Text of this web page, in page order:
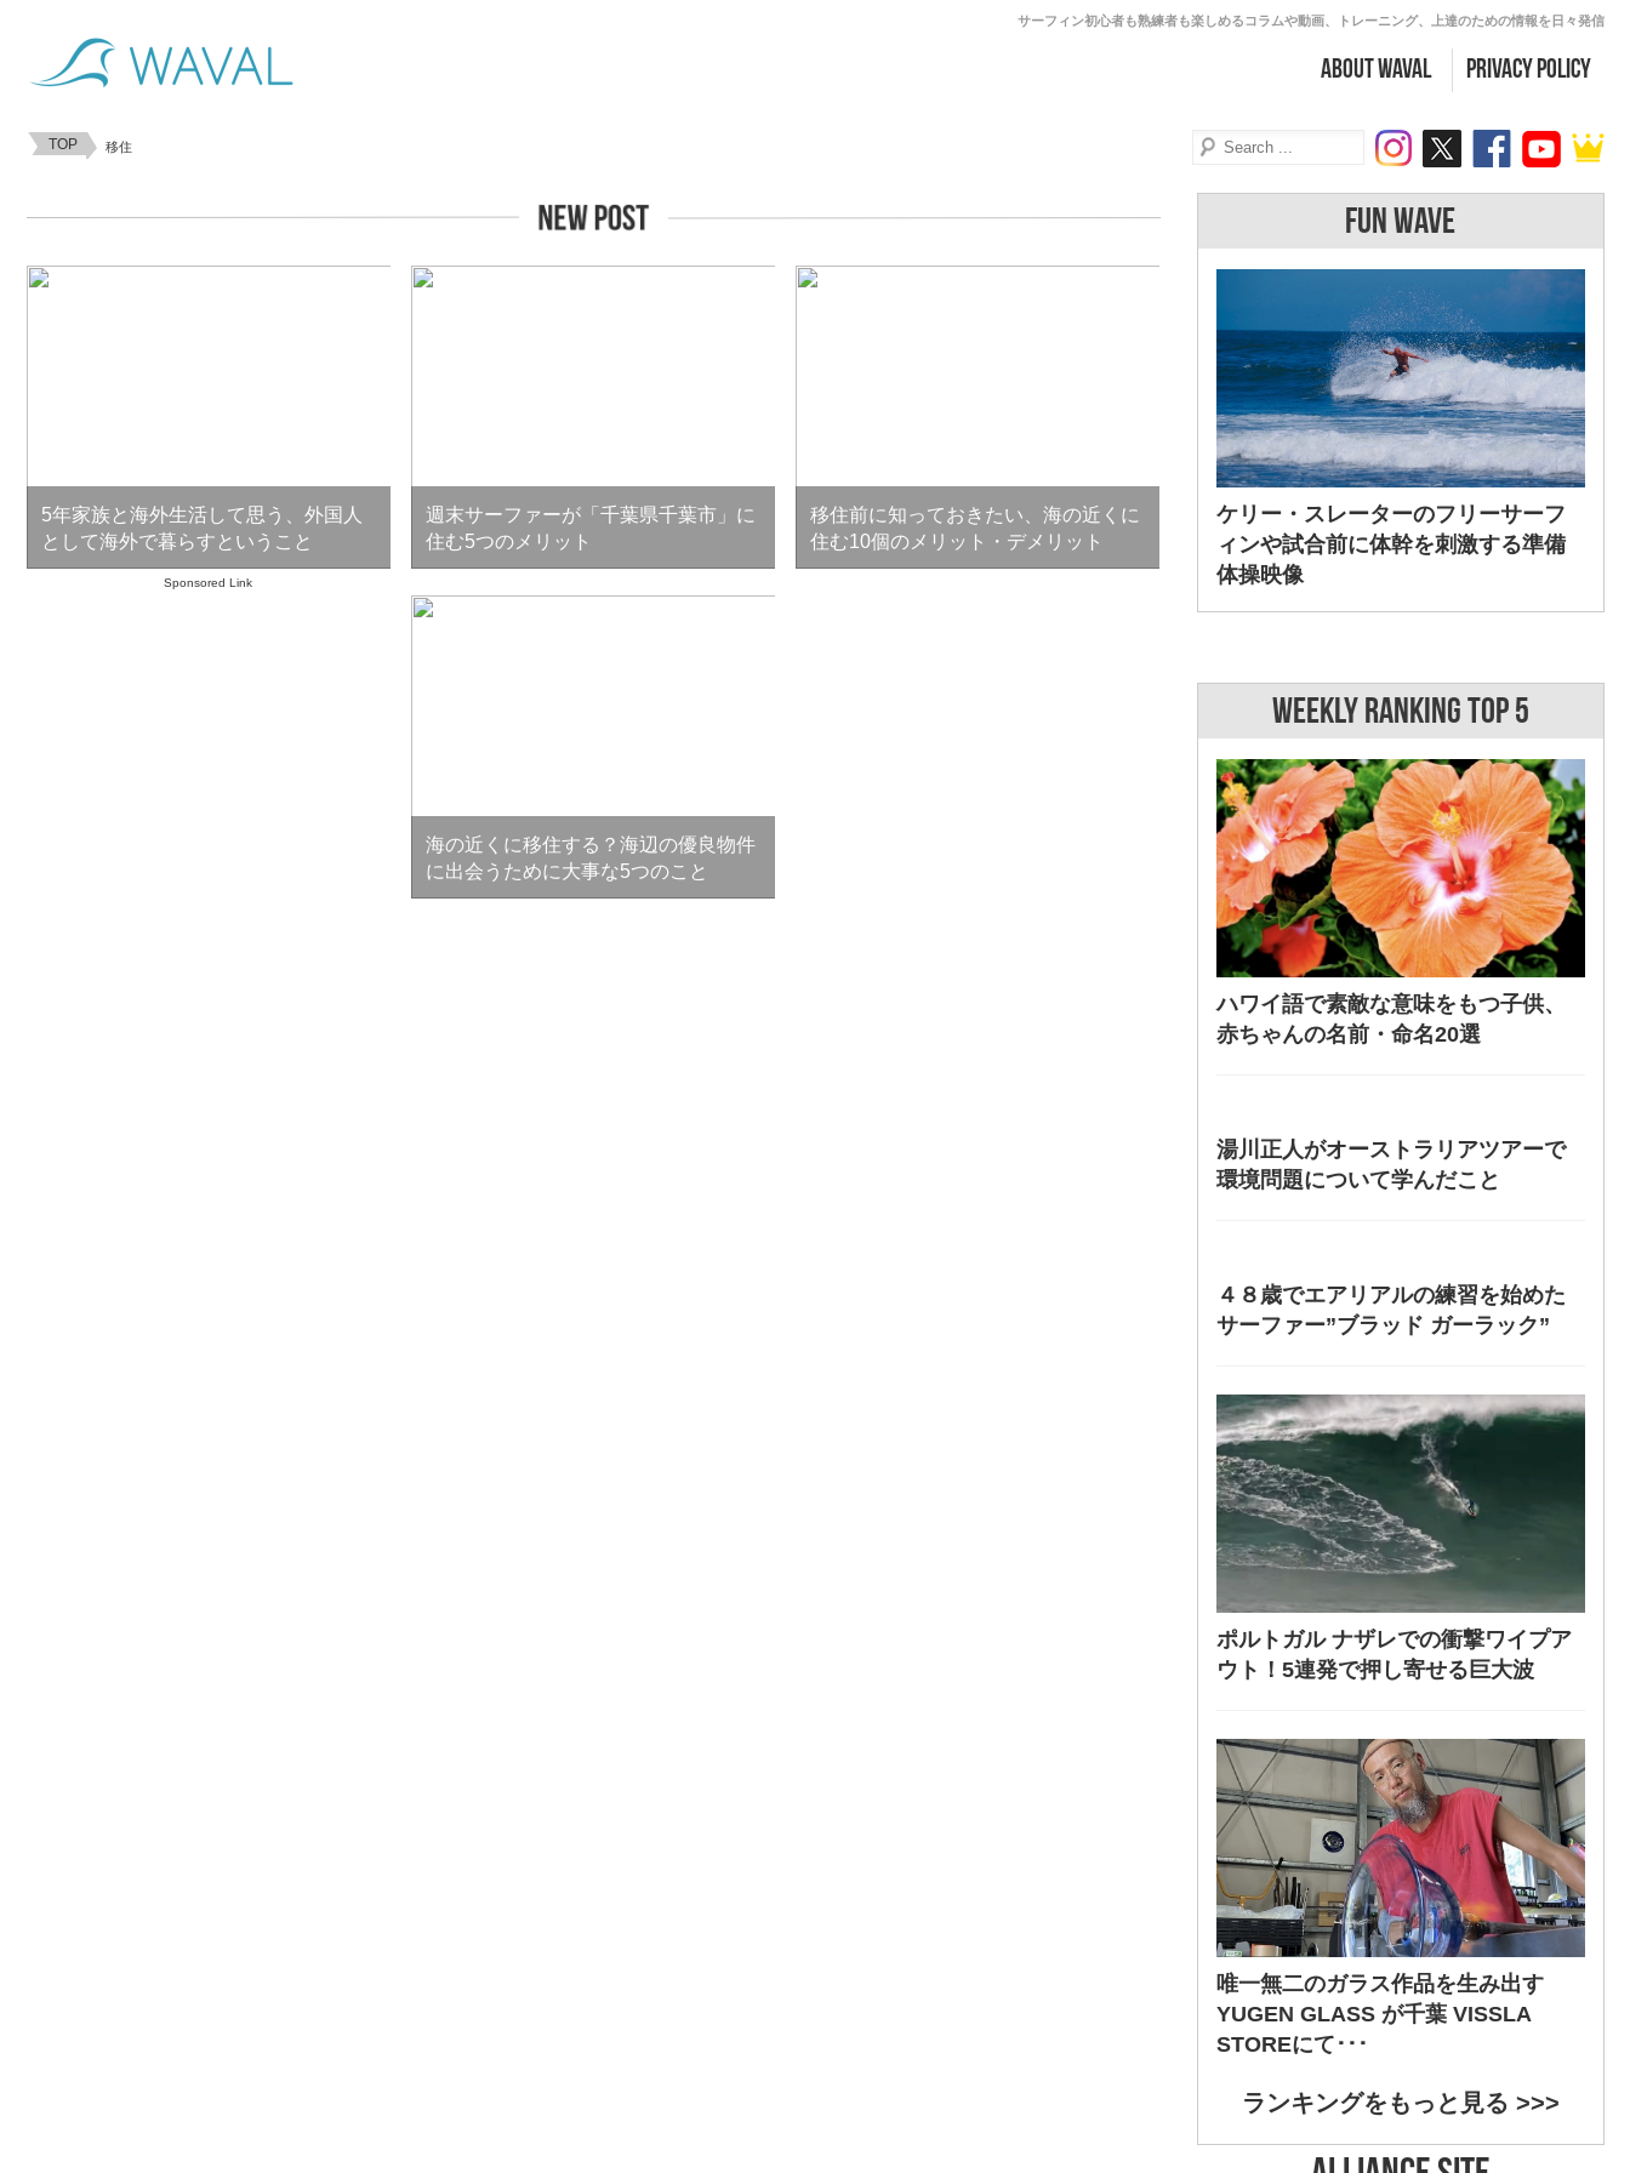
サーフィン初心者も熟練者も楽しめるコラムや動画、トレーニング、上達のための情報を日々発信
about WAVAL PRIVACY POLICY
TOP 移住
5年家族と海外生活して思う、外国人
として海外で暮らすということ
週末サーファーが「千葉県千葉市」に
住む5つのメリット
移住前に知っておきたい、海の近くに
住む10個のメリット・デメリット
海の近くに移住する？海辺の優良物件
に出会うために大事な5つのこと
Sponsored Link
FUN WAVE
ケリー・スレーターのフリーサーフ
ィンや試合前に体幹を刺激する準備
体操映像
WEEKLY RANKING TOP 5
ハワイ語で素敵な意味をもつ子供、
赤ちゃんの名前・命名20選
湯川正人がオーストラリアツアーで
環境問題について学んだこと
４８歳でエアリアルの練習を始めた
サーファー”ブラッド ガーラック”
ポルトガル ナザレでの衝撃ワイプア
ウト！5連発で押し寄せる巨大波
唯一無二のガラス作品を生み出す
YUGEN GLASS が千葉 VISSLA
STOREにて･･･
ランキングをもっと見る >>>